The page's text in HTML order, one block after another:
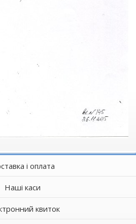
і оплата
Наші каси
квиток